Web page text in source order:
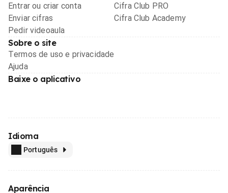
Entrar ou criar conta
Enviar cifras
Pedir videoaula
Cifra Club PRO
Cifra Club Academy
Sobre o site
Termos de uso e privacidade
Ajuda
Baixe o aplicativo
Idioma
Português
Aparência